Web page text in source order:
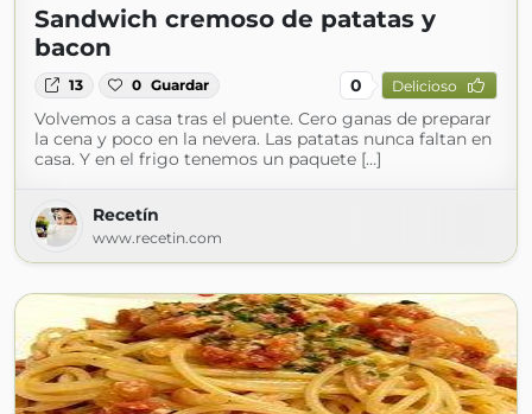
Sandwich cremoso de patatas y
bacon
13 0 Guardar 0 Delicioso
Volvemos a casa tras el puente. Cero ganas de preparar
la cena y poco en la nevera. Las patatas nunca faltan en
casa. Y en el frigo tenemos un paquete […]
Recetín
www.recetin.com